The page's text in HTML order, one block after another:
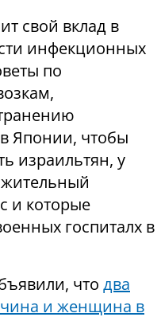
свой вклад в
инфекционных
по
Японии, чтобы
израильтян, у
и которые
госпиталх в
что два
и женщина в